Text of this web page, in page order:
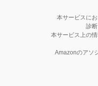
本サービスに
診
本サービス上の
Amazonのアソ